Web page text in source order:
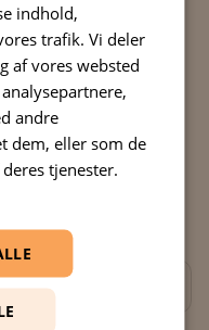
indlæg omkring
og har du
indhold,
trafik. Vi deler
af vores websted
andre
dem, eller som de
tjenester.